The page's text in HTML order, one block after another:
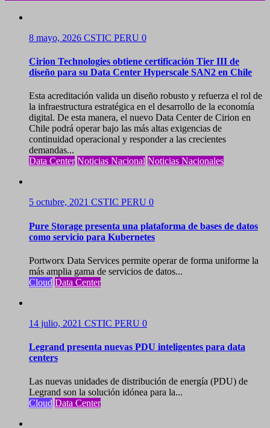
8 mayo, 2026 CSTIC PERU 0
Cirion Technologies obtiene certificación Tier III de
diseño para su Data Center Hyperscale SAN2 en Chile
Esta acreditación valida un diseño robusto y refuerza el rol de
la infraestructura estratégica en el desarrollo de la economía
digital. De esta manera, el nuevo Data Center de Cirion en
Chile podrá operar bajo las más altas exigencias de
continuidad operacional y responder a las crecientes
demandas...
Data Center Noticias Nacional Noticias Nacionales
5 octubre, 2021 CSTIC PERU 0
Pure Storage presenta una plataforma de bases de datos
como servicio para Kubernetes
Portworx Data Services permite operar de forma uniforme la
más amplia gama de servicios de datos...
Cloud Data Center
14 julio, 2021 CSTIC PERU 0
Legrand presenta nuevas PDU inteligentes para data
centers
Las nuevas unidades de distribución de energía (PDU) de
Legrand son la solución idónea para la...
Cloud Data Center